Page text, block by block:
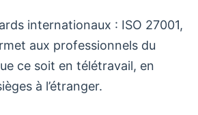
internationaux : ISO 27001,
aux professionnels du
ce soit en télétravail, en
à l’étranger.